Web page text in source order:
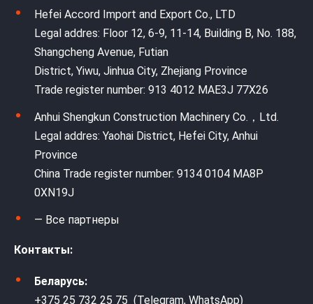
Hefei Accord Import and Export Co., LTD
Legal addres: Floor 12, 6-9, 11-14, Building B, No. 188,
Shangcheng Avenue, Futian
District, Yiwu, Jinhua City, Zhejiang Province
Trade register number: 913 4012 MAE3J 77X26
Anhui Shengkun Construction Machinery Co.，Ltd.
Legal addres: Yaohai District, Hefei City, Anhui
Province
China Trade register number: 9134 0104 MA8P
0XN19J
— Все партнеры
Контакты:
Беларусь:
+375 25 732 25 75 (Telegram, WhatsApp)